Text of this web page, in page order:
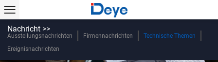
Nachricht >>
Ausstellungsnachrichten Firmennachrichten
Technische Themen
Ereignisnachrichten